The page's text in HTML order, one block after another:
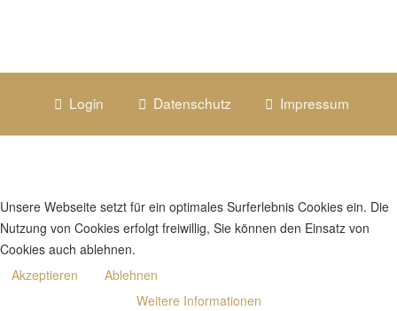
Impressum
Datenschutz
Login
Unsere Webseite setzt für ein optimales Surferlebnis Cookies ein. Die
Nutzung von Cookies erfolgt freiwillig, Sie können den Einsatz von
Cookies auch ablehnen.
Akzeptieren
Ablehnen
Weitere Informationen